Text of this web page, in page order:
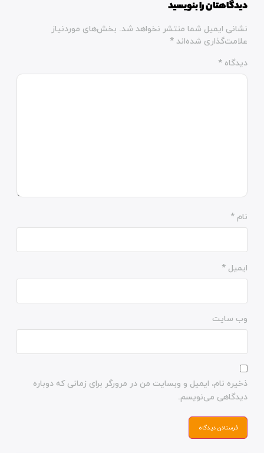
دیدگاهتان را بنویسید
نشانی ایمیل شما منتشر نخواهد شد. بخش‌های موردنیاز
علامت‌گذاری شده‌اند *
دیدگاه *
نام *
ایمیل *
وب‌ سایت
ذخیره نام، ایمیل و وبسایت من در مرورگر برای زمانی که دوباره
دیدگاهی می‌نویسم.